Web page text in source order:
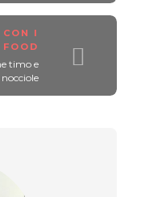
CON I
FOOD
timo e
nocciole